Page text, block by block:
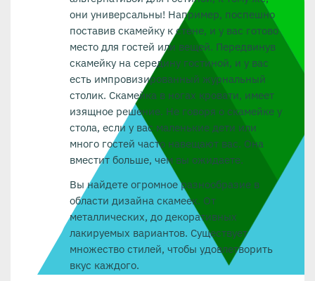
они универсальны! Например, поспешно
поставив скамейку к стене, и у вас готово
место для гостей или вещей. Передвинув
скамейку на середину гостиной, и у вас
есть импровизированный журнальный
столик. Скамейка в ногах кровати, имеет
изящное решение. Не говоря о скамейке у
стола, если у вас маленькие дети или
много гостей часто навещают вас. Она
вместит больше, чем вы ожидаете.
Вы найдете огромное разнообразие в
области дизайна скамеек. От
металлических, до декоративных
лакируемых вариантов. Существует
множество стилей, чтобы удовлетворить
вкус каждого.